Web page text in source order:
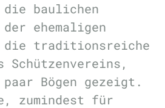
baulichen
der ehemaligen
die traditionsreiche
Schützenvereins,
Bögen gezeigt.
zumindest für